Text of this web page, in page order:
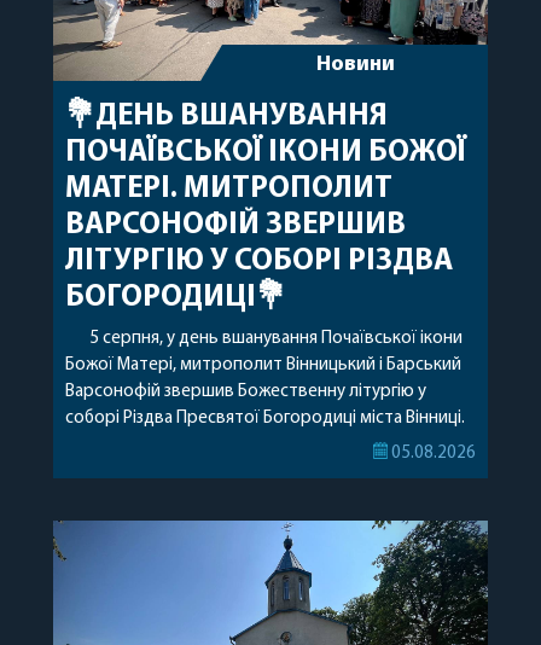
Новини
💐ДЕНЬ ВШАНУВАННЯ
ПОЧАЇВСЬКОЇ ІКОНИ БОЖОЇ
МАТЕРІ. МИТРОПОЛИТ
ВАРСОНОФІЙ ЗВЕРШИВ
ЛІТУРГІЮ У СОБОРІ РІЗДВА
БОГОРОДИЦІ💐
5 серпня, у день вшанування Почаївської ікони
Божої Матері, митрополит Вінницький і Барський
Варсонофій звершив Божественну літургію у
соборі Різдва Пресвятої Богородиці міста Вінниці.
Його Високопреосвященству співслужили
священному сані. Під час богослужіння підносилися
особливі молитви за мир в Україні, за воїнів, які
05.08.2026